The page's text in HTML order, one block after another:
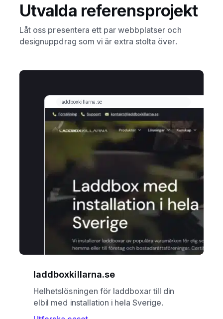
Utvalda referensprojekt
Låt oss presentera ett par webbplatser och
designuppdrag som vi är extra stolta över.
laddboxkillarna.se
Helhetslösningen för laddboxar till din
elbil med installation i hela Sverige.